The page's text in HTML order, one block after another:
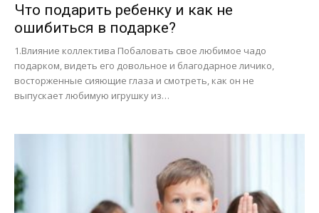
Что подарить ребенку и как не
ошибиться в подарке?
1.Влияние коллектива Побаловать свое любимое чадо
подарком, видеть его довольное и благодарное личико,
восторженные сияющие глаза и смотреть, как он не
выпускает любимую игрушку из…